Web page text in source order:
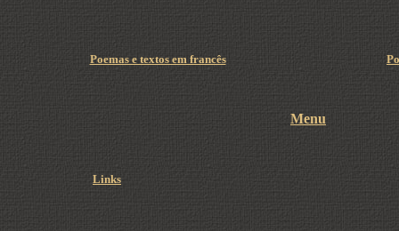
Poemas e textos em francês
Menu
Links